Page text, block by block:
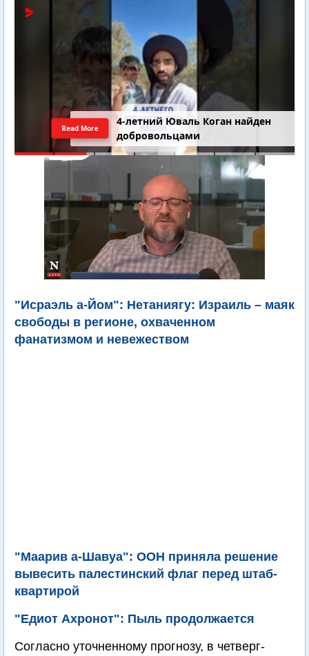
4-летний Юваль Коган найден
добровольцами
Read More
"Исраэль а-Йом": Нетаниягу: Израиль – маяк
свободы в регионе, охваченном
фанатизмом и невежеством
"Маарив а-Шавуа": ООН приняла решение
вывесить палестинский флаг перед штаб-
квартирой
"Едиот Ахронот": Пыль продолжается
Согласно уточненному прогнозу, в четверг-